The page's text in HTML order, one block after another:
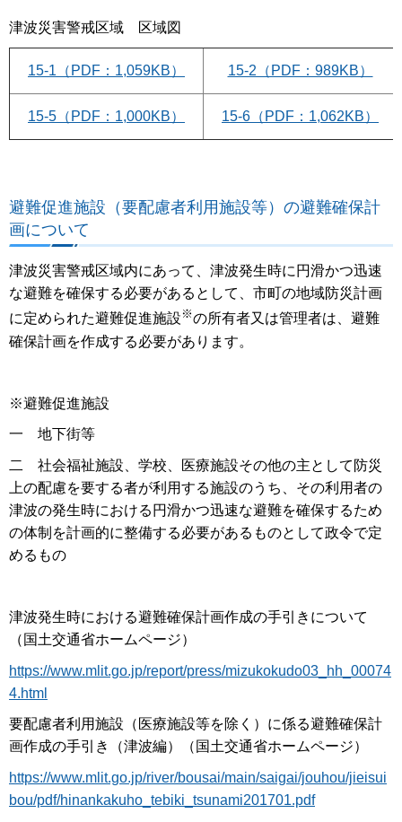
津波災害警戒区域 区域図
15-1（PDF：1,059KB） 15-2（PDF：989KB）
15-5（PDF：1,000KB） 15-6（PDF：1,062KB）
避難促進施設（要配慮者利用施設等）の避難確保計
画について
津波災害警戒区域内にあって、津波発生時に円滑かつ迅速
な避難を確保する必要があるとして、市町の地域防災計画
に定められた避難促進施設 ※の所有者又は管理者は、避難
確保計画を作成する必要があります。
※避難促進施設
一 地下街等
二 社会福祉施設、学校、医療施設その他の主として防災
上の配慮を要する者が利用する施設のうち、その利用者の
津波の発生時における円滑かつ迅速な避難を確保するため
の体制を計画的に整備する必要があるものとして政令で定
めるもの
津波発生時における避難確保計画作成の手引きについて
（国土交通省ホームページ）
https://www.mlit.go.jp/report/press/mizukokudo03_hh_00074
4.html
要配慮者利用施設（医療施設等を除く）に係る避難確保計
画作成の手引き（津波編）（国土交通省ホームページ）
https://www.mlit.go.jp/river/bousai/main/saigai/jouhou/jieisui
bou/pdf/hinankakuho_tebiki_tsunami201701.pdf